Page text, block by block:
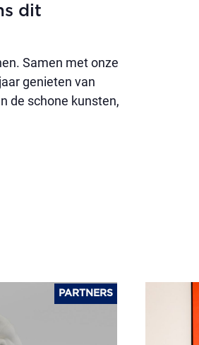
dit
Samen met onze
genieten van
de schone kunsten,
PARTNERS